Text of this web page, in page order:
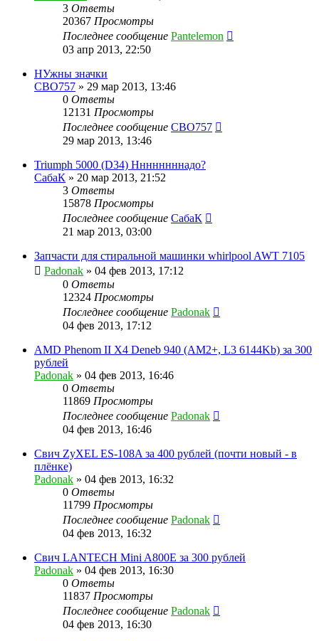
3 Ответы
20367 Просмотры
Последнее сообщение Pantelemon
03 апр 2013, 22:50
НУжны значки
CBO757 » 29 мар 2013, 13:46
0 Ответы
12131 Просмотры
Последнее сообщение CBO757
29 мар 2013, 13:46
Triumph 5000 (D34) Ннннннннадо?
СабаК » 20 мар 2013, 21:52
3 Ответы
15878 Просмотры
Последнее сообщение СабаК
21 мар 2013, 03:00
Запчасти для стиральной машинки whirlpool AWT 7105
Padonak » 04 фев 2013, 17:12
0 Ответы
12324 Просмотры
Последнее сообщение Padonak
04 фев 2013, 17:12
AMD Phenom II X4 Deneb 940 (AM2+, L3 6144Kb) за 300
рублей
Padonak » 04 фев 2013, 16:46
0 Ответы
11869 Просмотры
Последнее сообщение Padonak
04 фев 2013, 16:46
Свич ZyXEL ES-108A за 400 рублей (почти новый - в
плёнке)
Padonak » 04 фев 2013, 16:32
0 Ответы
11799 Просмотры
Последнее сообщение Padonak
04 фев 2013, 16:32
Свич LANTECH Mini A800E за 300 рублей
Padonak » 04 фев 2013, 16:30
0 Ответы
11837 Просмотры
Последнее сообщение Padonak
04 фев 2013, 16:30